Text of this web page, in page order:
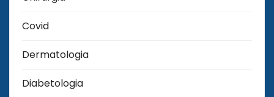
Covid
Dermatologia
Diabetologia